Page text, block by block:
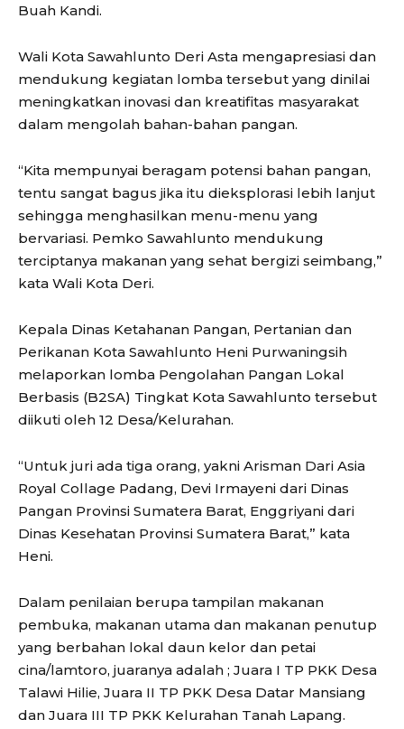
Buah Kandi.
Wali Kota Sawahlunto Deri Asta mengapresiasi dan
mendukung kegiatan lomba tersebut yang dinilai
meningkatkan inovasi dan kreatifitas masyarakat
dalam mengolah bahan-bahan pangan.
“Kita mempunyai beragam potensi bahan pangan,
tentu sangat bagus jika itu dieksplorasi lebih lanjut
sehingga menghasilkan menu-menu yang
bervariasi. Pemko Sawahlunto mendukung
terciptanya makanan yang sehat bergizi seimbang,”
kata Wali Kota Deri.
Kepala Dinas Ketahanan Pangan, Pertanian dan
Perikanan Kota Sawahlunto Heni Purwaningsih
melaporkan lomba Pengolahan Pangan Lokal
Berbasis (B2SA) Tingkat Kota Sawahlunto tersebut
diikuti oleh 12 Desa/Kelurahan.
“Untuk juri ada tiga orang, yakni Arisman Dari Asia
Royal Collage Padang, Devi Irmayeni dari Dinas
Pangan Provinsi Sumatera Barat, Enggriyani dari
Dinas Kesehatan Provinsi Sumatera Barat,” kata
Heni.
Dalam penilaian berupa tampilan makanan
pembuka, makanan utama dan makanan penutup
yang berbahan lokal daun kelor dan petai
cina/lamtoro, juaranya adalah ; Juara I TP PKK Desa
Talawi Hilie, Juara II TP PKK Desa Datar Mansiang
dan Juara III TP PKK Kelurahan Tanah Lapang.